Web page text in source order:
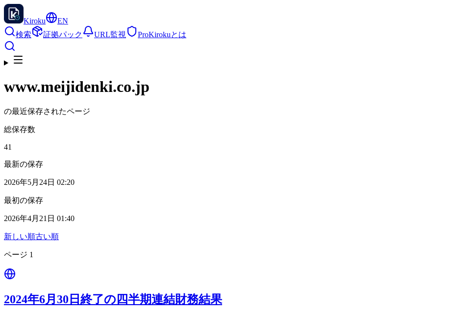
Kiroku
EN
検索
証拠パック URL監視 ProKirokuとは
www.meijidenki.co.jp
の最近保存されたページ
総保存数
41
最新の保存
2026年5月24日 02:20
最初の保存
2026年4月21日 01:40
新しい順古い順
ページ 1
2024年6月30日終了の四半期連結財務結果